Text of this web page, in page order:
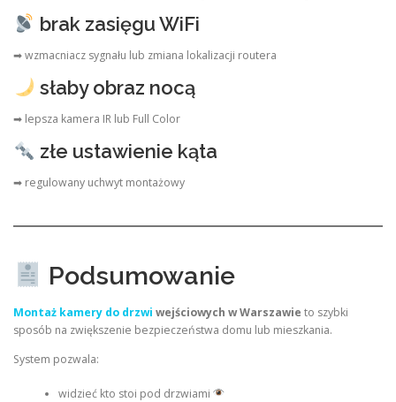
brak zasięgu WiFi
➡ wzmacniacz sygnału lub zmiana lokalizacji routera
słaby obraz nocą
➡ lepsza kamera IR lub Full Color
złe ustawienie kąta
➡ regulowany uchwyt montażowy
Podsumowanie
Montaż kamery do drzwi wejściowych w Warszawie to szybki
sposób na zwiększenie bezpieczeństwa domu lub mieszkania.
System pozwala:
widzieć kto stoi pod drzwiami